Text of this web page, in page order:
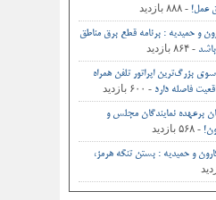
عمل‌! - ۸۸۸ بازدید
و حمیدیه : برنامه قطع برق مناطق
- ۸۶۴ بازدید
بزرگ‌ترین اپراتور تلفن همراه
فاصله دارد - ۶۰۰ بازدید
برعهده نمایندگان مجلس و
- ۵۶۸ بازدید
کارون و حمیدیه : بستن تنگه هرمز،